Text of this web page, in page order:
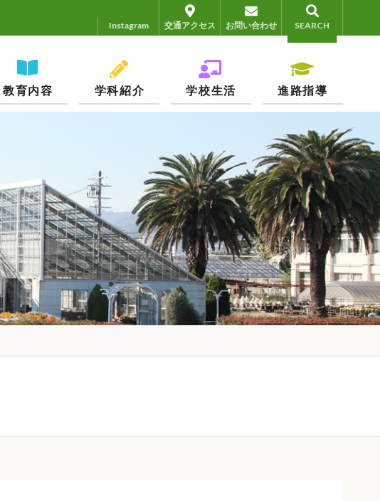
Instagram 交通アクセス お問い合わせ SEARCH
教育内容 学科紹介 学校生活 進路指導
Instagram